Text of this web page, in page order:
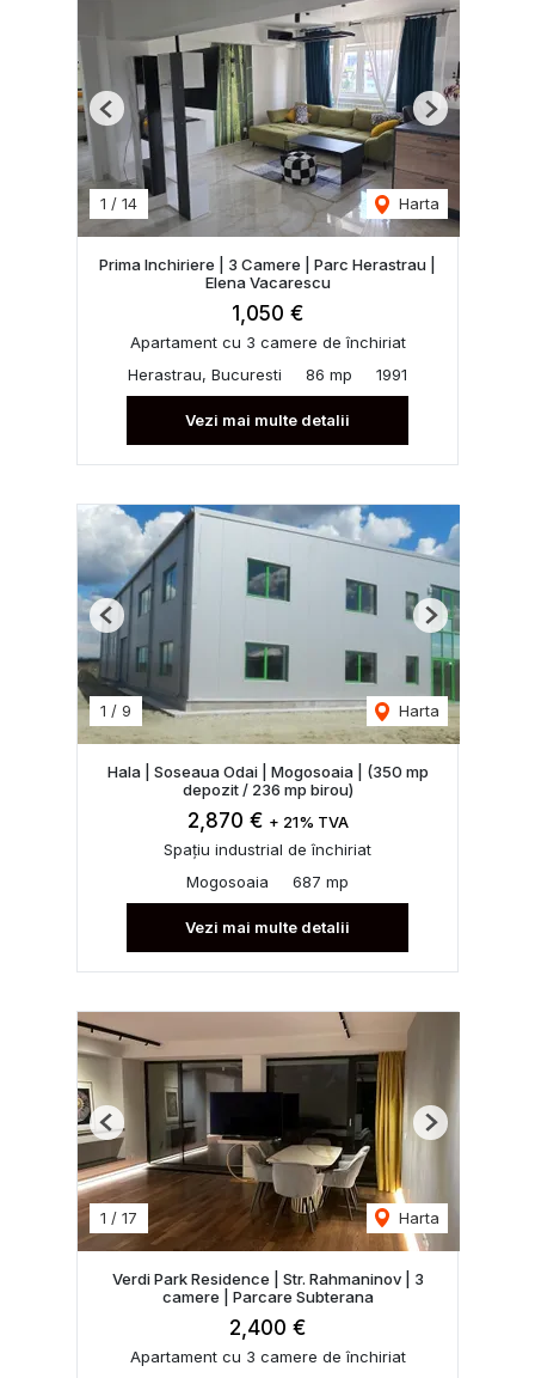
1 / 14 Harta
Previous Next
Prima Inchiriere | 3 Camere | Parc Herastrau |
Elena Vacarescu
1,050 €
Apartament cu 3 camere de închiriat
Herastrau, Bucuresti
86 mp 1991
Vezi mai multe detalii
1 / 9 Harta
Previous Next
Hala | Soseaua Odai | Mogosoaia | (350 mp
depozit / 236 mp birou)
2,870 € + 21% TVA
Spațiu industrial de închiriat
Mogosoaia
687 mp
Vezi mai multe detalii
1 / 17 Harta
Previous Next
Verdi Park Residence | Str. Rahmaninov | 3
camere | Parcare Subterana
2,400 €
Apartament cu 3 camere de închiriat